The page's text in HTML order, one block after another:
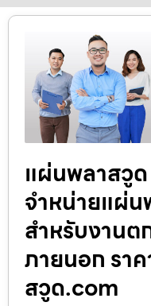
แผ่นพลาสวูด
จำหน่ายแผ่น
สำหรับงานต
ภายนอก รา
สวูด.com